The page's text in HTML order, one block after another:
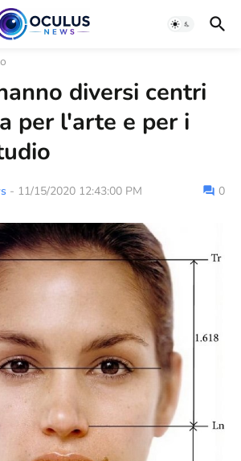
diversi centri
per l'arte e per i
- 11/15/2020 12:43:00 PM 0